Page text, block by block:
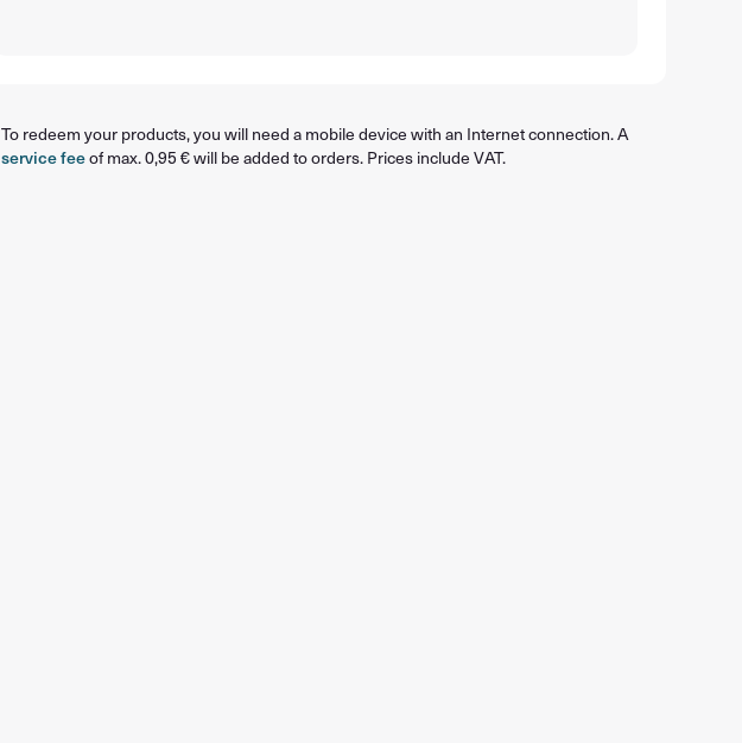
To redeem your products, you will need a mobile device with an Internet connection. A
service feeof max. 0,95 € will be added to orders. Prices include VAT.